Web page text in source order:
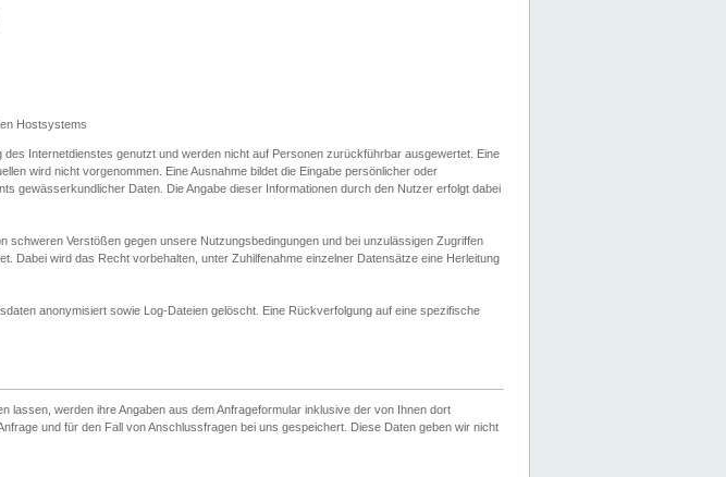
Hostsystems
Internetdienstes genutzt und werden nicht auf Personen zurückführbar ausgewertet. Eine
wird nicht vorgenommen. Eine Ausnahme bildet die Eingabe persönlicher oder
gewässerkundlicher Daten. Die Angabe dieser Informationen durch den Nutzer erfolgt dabei
schweren Verstößen gegen unsere Nutzungsbedingungen und bei unzulässigen Zugriffen
Dabei wird das Recht vorbehalten, unter Zuhilfenahme einzelner Datensätze eine Herleitung
anonymisiert sowie Log-Dateien gelöscht. Eine Rückverfolgung auf eine spezifische
lassen, werden ihre Angaben aus dem Anfrageformular inklusive der von Ihnen dort
und für den Fall von Anschlussfragen bei uns gespeichert. Diese Daten geben wir nicht